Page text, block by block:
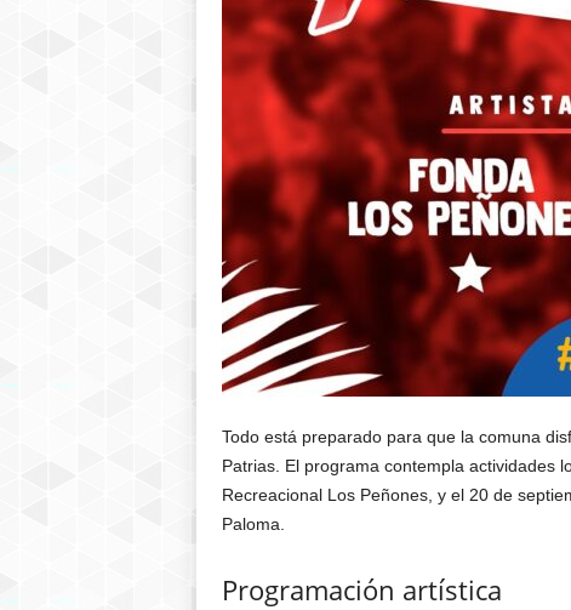
Todo está preparado para que la comuna
Patrias. El programa contempla actividades
Recreacional Los Peñones, y el 20 de
Paloma.
Programación artística